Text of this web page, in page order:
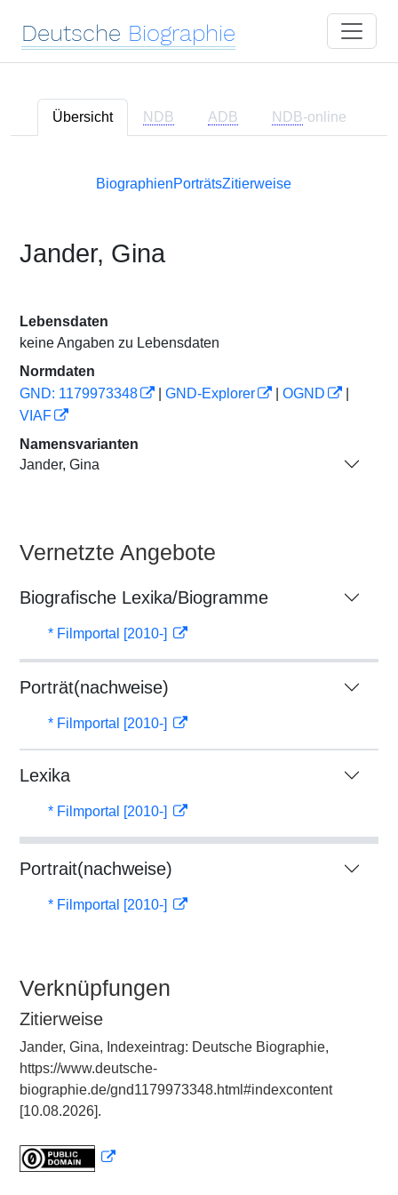
Deutsche Biographie
Übersicht NDB ADB NDB-online
BiographienPorträtsZitierweise
Jander, Gina
Lebensdaten
keine Angaben zu Lebensdaten
Normdaten
GND: 1179973348
GND-Explorer OGND
VIAF
Namensvarianten
Jander, Gina
Vernetzte Angebote
Biografische Lexika/Biogramme
* Filmportal [2010-]
Porträt(nachweise)
* Filmportal [2010-]
Lexika
* Filmportal [2010-]
Portrait(nachweise)
* Filmportal [2010-]
Verknüpfungen
Zitierweise
Jander, Gina, Indexeintrag: Deutsche Biographie,
https://www.deutsche-
biographie.de/gnd1179973348.html#indexcontent
[10.08.2026].